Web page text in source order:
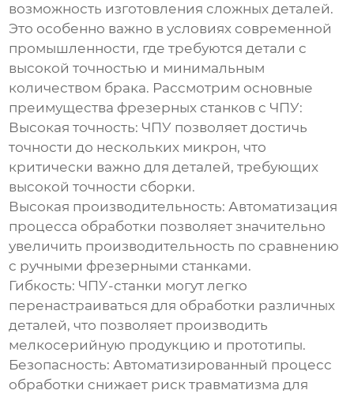
возможность изготовления сложных деталей.
Это особенно важно в условиях современной
промышленности, где требуются детали с
высокой точностью и минимальным
количеством брака. Рассмотрим основные
преимущества фрезерных станков с ЧПУ:
Высокая точность: ЧПУ позволяет достичь
точности до нескольких микрон, что
критически важно для деталей, требующих
высокой точности сборки.
Высокая производительность: Автоматизация
процесса обработки позволяет значительно
увеличить производительность по сравнению
с ручными фрезерными станками.
Гибкость: ЧПУ-станки могут легко
перенастраиваться для обработки различных
деталей, что позволяет производить
мелкосерийную продукцию и прототипы.
Безопасность: Автоматизированный процесс
обработки снижает риск травматизма для